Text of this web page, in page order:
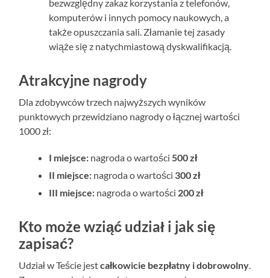
bezwzględny zakaz korzystania z telefonów,
komputerów i innych pomocy naukowych, a
także opuszczania sali. Złamanie tej zasady
wiąże się z natychmiastową dyskwalifikacją.
Atrakcyjne nagrody
Dla zdobywców trzech najwyższych wyników
punktowych przewidziano nagrody o łącznej wartości
1000 zł:
I miejsce: nagroda o wartości500 zł
II miejsce: nagroda o wartości 300 zł
III miejsce: nagroda o wartości 200 zł
Kto może wziąć udział i jak się
zapisać?
Udział w Teście jestcałkowicie bezpłatny i dobrowolny.